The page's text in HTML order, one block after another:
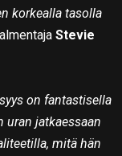
korkealla tasolla
Stevie
on fantastisella
uran jatkaessaan
mitä hän